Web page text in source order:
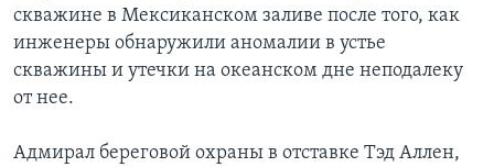
ДЕТАЛИ
НЬЮ-ЙОРК NEW YORK
АМЕРИКА. БОЛЬШОЕ ПУТЕШЕСТВИЕ
АМЕРИКАНСКИЕ ГОРОДКИ
ТЕСТЫ
УЧИМ АНГЛИЙСКИЙ
ВИДЕО
ПОДПИСКА НА НОВОСТИ
Learning English
скважине в Мексиканском заливе после того, как
инженеры обнаружили аномалии в устье
скважины и утечки на океанском дне неподалеку
от нее.
Адмирал береговой охраны в отставке Тэд Аллен,